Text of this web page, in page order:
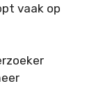
vaak op